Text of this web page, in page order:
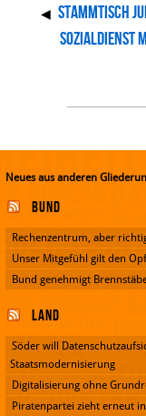
◀ Stammtisch
Sozialdienst
Neues aus anderen
Bund
Rechenzentrum, aber
Unser Mitgefühl gilt den
Bund genehmigt
Land
Söder will
Staatsmodernisierung
Digitalisierung ohne
Piratenpartei zieht erneut